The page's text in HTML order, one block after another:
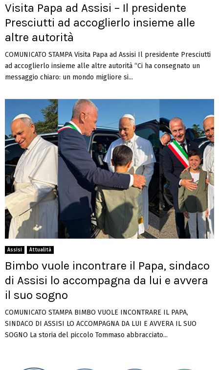
Visita Papa ad Assisi – Il presidente
Presciutti ad accoglierlo insieme alle
altre autorità
COMUNICATO STAMPA Visita Papa ad Assisi Il presidente Presciutti
ad accoglierlo insieme alle altre autorità “Ci ha consegnato un
messaggio chiaro: un mondo migliore si...
Assisi Attualità
Bimbo vuole incontrare il Papa, sindaco
di Assisi lo accompagna da lui e avvera
il suo sogno
COMUNICATO STAMPA BIMBO VUOLE INCONTRARE IL PAPA,
SINDACO DI ASSISI LO ACCOMPAGNA DA LUI E AVVERA IL SUO
SOGNO La storia del piccolo Tommaso abbracciato...